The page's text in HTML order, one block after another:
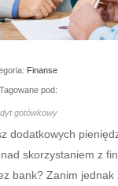
Finanse
Tagowane pod:
gotówkowy
dodatkowych
skorzystaniem z
bank? Zanim jednak